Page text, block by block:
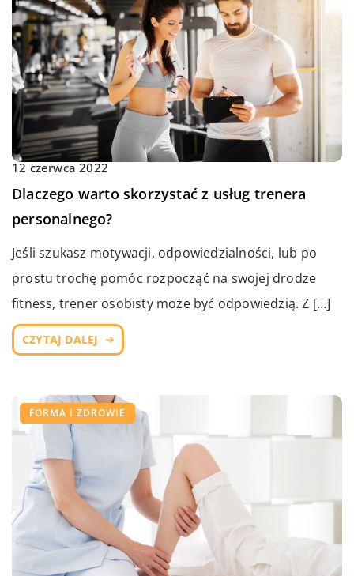
12 czerwca 2022
Dlaczego warto skorzystać z usług trenera
personalnego?
Jeśli szukasz motywacji, odpowiedzialności, lub po
prostu trochę pomóc rozpocząć na swojej drodze
fitness, trener osobisty może być odpowiedzią. Z […]
CZYTAJ DALEJ
FORMA I ZDROWIE